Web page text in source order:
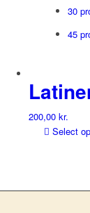
30
45
200,00 kr.
Select